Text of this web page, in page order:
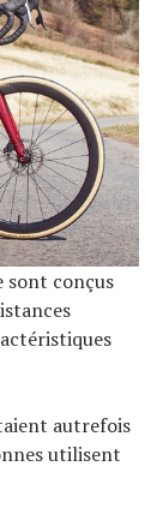
sont conçus
autrefois
utilisent